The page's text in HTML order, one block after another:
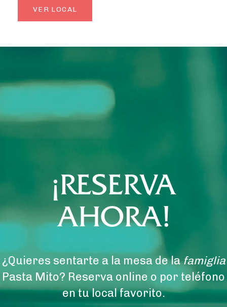
VER LOCAL
¡RESERVA
AHORA!
¿Quieres sentarte a la mesa de lafamiglia
Pasta Mito? Reserva online o por teléfono
en tu local favorito.